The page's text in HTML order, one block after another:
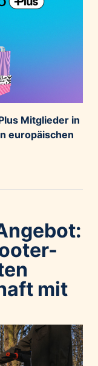
Mitglieder in
europäischen
mit